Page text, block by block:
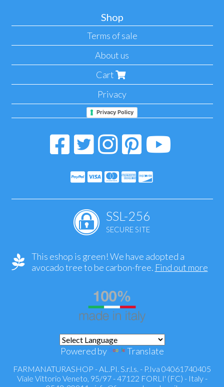
Shop
Terms of sale
About us
Cart
Privacy
Privacy Policy
SSL-256
SECURE SITE
This eshop is green! We have adopted a
avocado tree to be carbon-free. Find out more
Powered by Translate
FARMANATURASHOP - AL.PI. S.r.l.s. - P.Iva 04061740405
Viale Vittorio Veneto, 95/97 - 47122 FORLI' (FC) - Italy -